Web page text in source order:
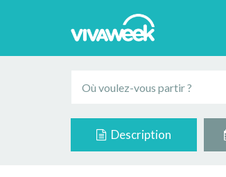
Description